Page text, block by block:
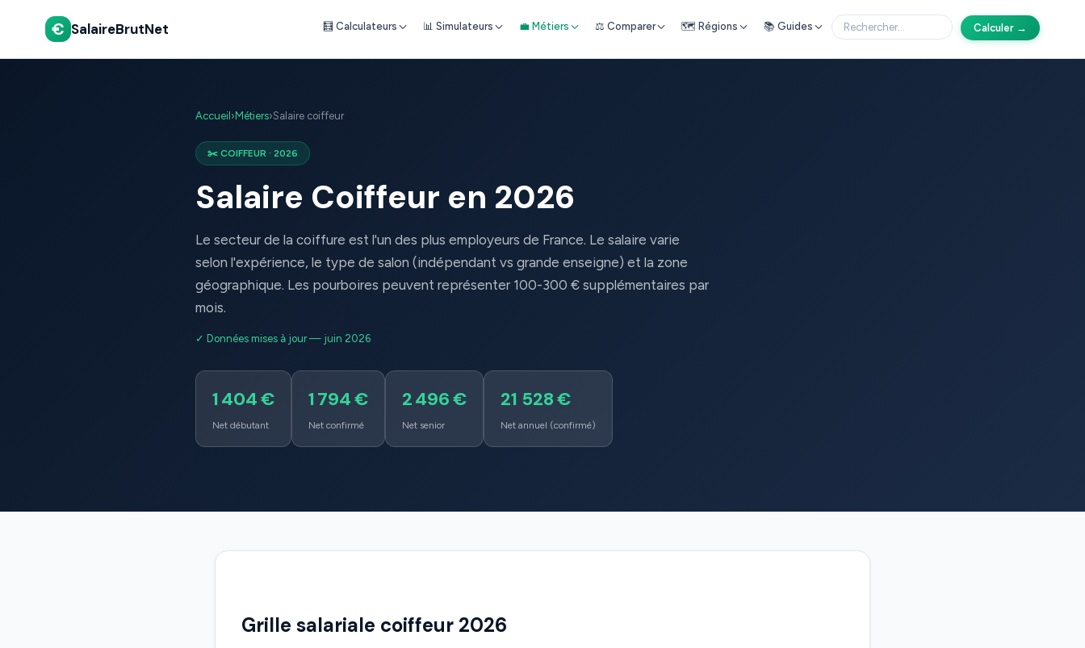
€ SalaireBrutNet 🧮 Calculateurs 📊 Simulateurs 💼 Métiers ⚖️ Comparer 🗺️ Régions 📚 Guides Calculer →
Accueil › Métiers›Salaire coiffeur
✂️ COIFFEUR · 2026
Salaire Coiffeur en 2026
Le secteur de la coiffure est l'un des plus employeurs de France. Le salaire varie
selon l'expérience, le type de salon (indépendant vs grande enseigne) et la zone
géographique. Les pourboires peuvent représenter 100-300 € supplémentaires par
mois.
✓ Données mises à jour — juin 2026
1 404 €
Net débutant
1 794 €
Net confirmé
2 496 €
Net senior
21 528 €
Net annuel (confirmé)
Grille salariale coiffeur 2026